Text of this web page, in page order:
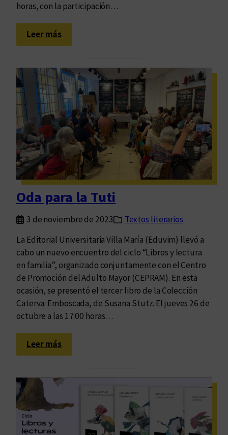
horas, con la participación…
Leer más:
E
t
a
l
e
t
e
n
l
a
u
t
i
l
e
z
a
Oda para la Tuti
3 de noviembre de 2023
Textos literarios
La Editorial Universitaria Villa María (Eduvim) llevó a
cabo un nuevo encuentro del ciclo “Libros y lectura
en familia”, organizado conjuntamente con el Centro
de Promoción del Adulto Mayor (CEPRAM). En esta
ocasión, se presentó el tercer libro de la Colección
Caterva: Emboscada, de Susana Stutz. El jueves 26 de
octubre a las 17:00 horas…
Leer más:
O
a
a